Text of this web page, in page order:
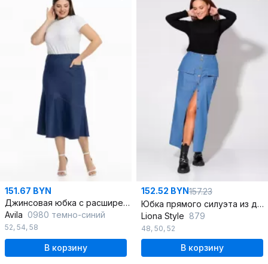
151.67 BYN
Джинсовая юбка с расширением из клиньев в летнем стиле
Avila 0980 темно-синий
52, 54, 58
В корзину
152.52 BYN157.23
Юбка прямого силуэта из джинса с карманами
Liona Style 879
48, 50, 52
В корзину